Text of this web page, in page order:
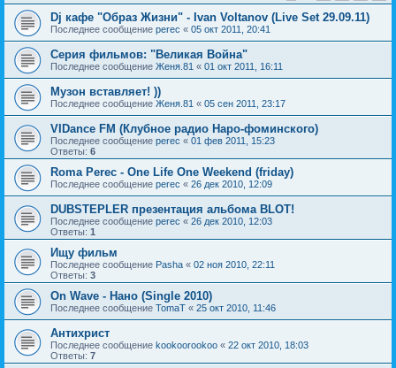
Dj кафе "Образ Жизни" - Ivan Voltanov (Live Set 29.09.11)
Последнее сообщение perec « 05 окт 2011, 20:41
Серия фильмов: "Великая Война"
Последнее сообщение Женя.81 « 01 окт 2011, 16:11
Музон вставляет! ))
Последнее сообщение Женя.81 « 05 сен 2011, 23:17
VIDance FM (Клубное радио Наро-фоминского)
Последнее сообщение perec « 01 фев 2011, 15:23
Ответы: 6
Roma Perec - One Life One Weekend (friday)
Последнее сообщение perec « 26 дек 2010, 12:09
DUBSTEPLER презентация альбома BLOT!
Последнее сообщение perec « 26 дек 2010, 12:03
Ответы: 1
Ищу фильм
Последнее сообщение Pasha « 02 ноя 2010, 22:11
Ответы: 3
On Wave - Нано (Single 2010)
Последнее сообщение TomaT « 25 окт 2010, 11:46
Антихрист
Последнее сообщение kookoorookoo « 22 окт 2010, 18:03
Ответы: 7